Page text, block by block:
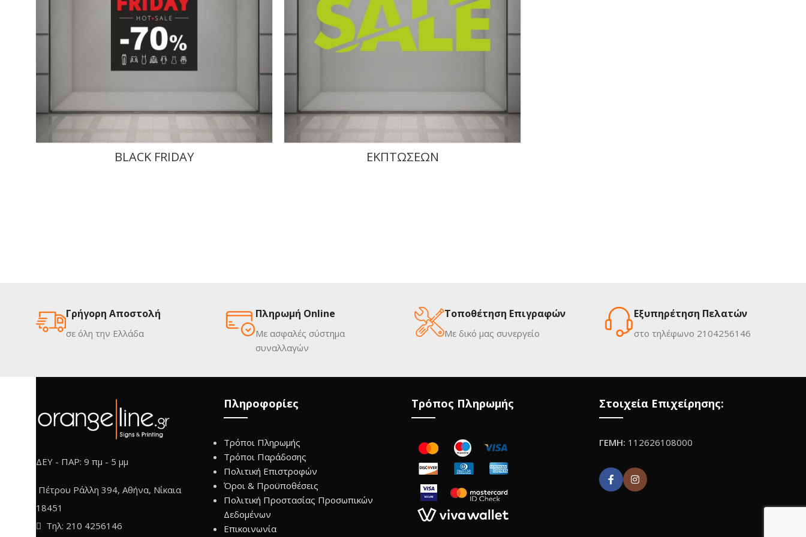
BLACK FRIDAY ΕΚΠΤΩΣΕΩΝ
Γρήγορη Αποστολή
σε όλη την Ελλάδα
Πληρωμή Online
Με ασφαλές σύστημα
συναλλαγών
Τοποθέτηση Επιγραφών
Με δικό μας συνεργείο
Εξυπηρέτηση Πελατών
στο τηλέφωνο 2104256146
ΔΕΥ - ΠΑΡ: 9 πμ - 5 μμ
Πέτρου Ράλλη 394, Αθήνα, Νίκαια
18451
Τηλ: 210 4256146
Πληροφορίες
Τρόποι Πληρωμής
Τρόποι Παράδοσης
Πολιτική Επιστροφών
Όροι & Προϋποθέσεις
Πολιτική Προστασίας Προσωπικών
Δεδομένων
Επικοινωνία
Τρόπος Πληρωμής Στοιχεία Επιχείρησης:
ΓΕΜΗ: 112626108000